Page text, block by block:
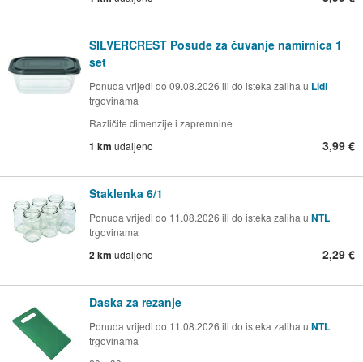
SILVERCREST Posude za čuvanje namirnica 1
set
Ponuda vrijedi do 09.08.2026 ili do isteka zaliha u Lidl
trgovinama
Različite dimenzije i zapremnine
1 km udaljeno 3,99 €
Staklenka 6/1
Ponuda vrijedi do 11.08.2026 ili do isteka zaliha u NTL
trgovinama
2 km udaljeno 2,29 €
Daska za rezanje
Ponuda vrijedi do 11.08.2026 ili do isteka zaliha u NTL
trgovinama